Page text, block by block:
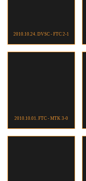
2010.10.24. DVSC - FTC 2-1
2010.10.01. FTC - MTK 3-0